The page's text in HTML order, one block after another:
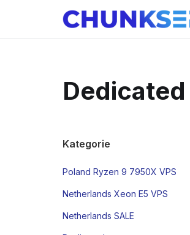
Dedicated
Kategorie
Poland Ryzen 9 7950X VPS
Netherlands Xeon E5 VPS
Netherlands SALE